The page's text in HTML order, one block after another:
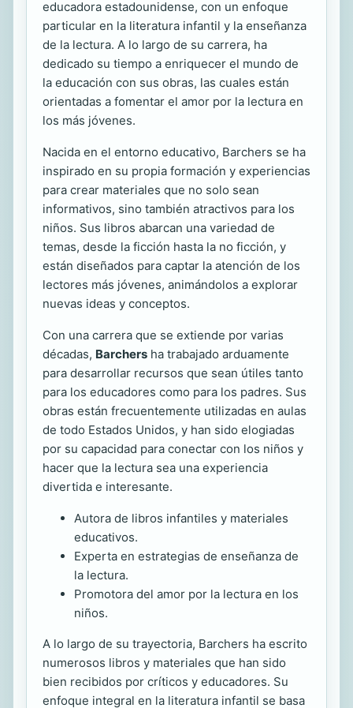
educadora estadounidense, con un enfoque
particular en la literatura infantil y la enseñanza
de la lectura. A lo largo de su carrera, ha
dedicado su tiempo a enriquecer el mundo de
la educación con sus obras, las cuales están
orientadas a fomentar el amor por la lectura en
los más jóvenes.
Nacida en el entorno educativo, Barchers se ha
inspirado en su propia formación y experiencias
para crear materiales que no solo sean
informativos, sino también atractivos para los
niños. Sus libros abarcan una variedad de
temas, desde la ficción hasta la no ficción, y
están diseñados para captar la atención de los
lectores más jóvenes, animándolos a explorar
nuevas ideas y conceptos.
Con una carrera que se extiende por varias
décadas, Barchers ha trabajado arduamente
para desarrollar recursos que sean útiles tanto
para los educadores como para los padres. Sus
obras están frecuentemente utilizadas en aulas
de todo Estados Unidos, y han sido elogiadas
por su capacidad para conectar con los niños y
hacer que la lectura sea una experiencia
divertida e interesante.
Autora de libros infantiles y materiales
educativos.
Experta en estrategias de enseñanza de
la lectura.
Promotora del amor por la lectura en los
niños.
A lo largo de su trayectoria, Barchers ha escrito
numerosos libros y materiales que han sido
bien recibidos por críticos y educadores. Su
enfoque integral en la literatura infantil se basa